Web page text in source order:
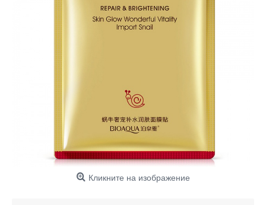
Кликните на изображение